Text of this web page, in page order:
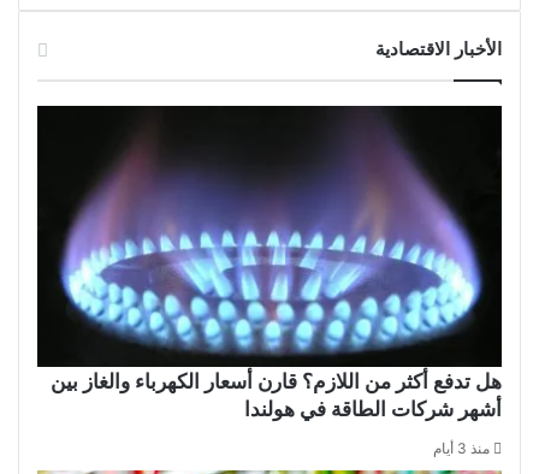
الأخبار الاقتصادية
هل تدفع أكثر من اللازم؟ قارن أسعار الكهرباء والغاز بين
أشهر شركات الطاقة في هولندا
منذ 3 أيام